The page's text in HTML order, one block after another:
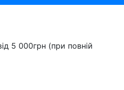
5 000грн (при повній